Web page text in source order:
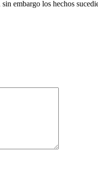
embargo los hechos